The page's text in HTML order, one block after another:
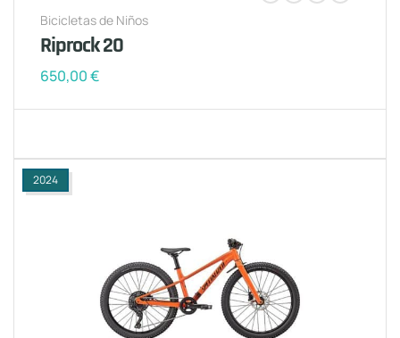
Bicicletas de Niños
Riprock 20
650,00€
2024